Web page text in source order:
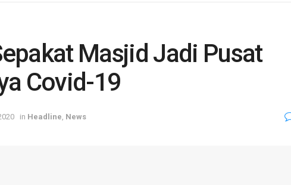
Masjid Jadi Pusat
Covid-19
in Headline News